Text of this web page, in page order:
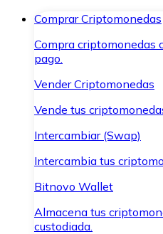
Comprar Criptomonedas
Compra criptomonedas
pago.
Vender Criptomonedas
Vende tus
Intercambiar (Swap)
Intercambia tus
Bitnovo Wallet
Almacena tus
custodiada.